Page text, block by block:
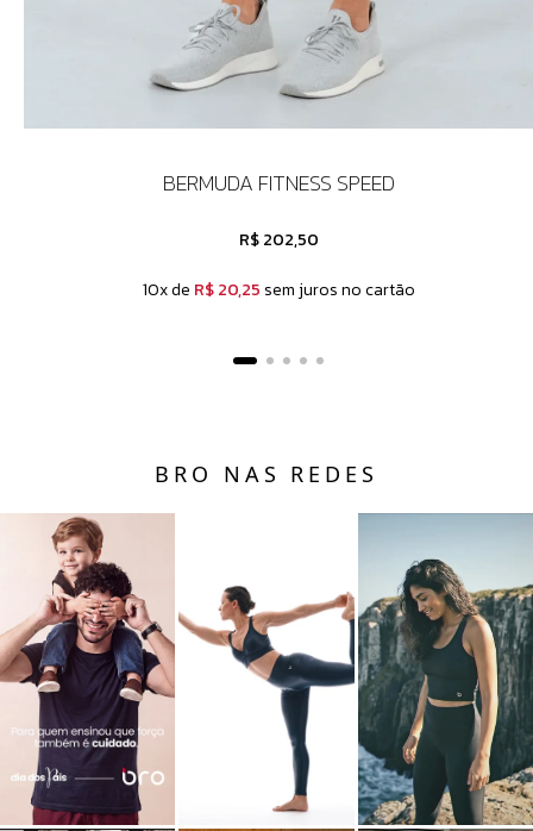
BERMUDA FITNESS SPEED
R$ 202,50
10x de R$ 20,25 sem juros no cartão
BRO NAS REDES